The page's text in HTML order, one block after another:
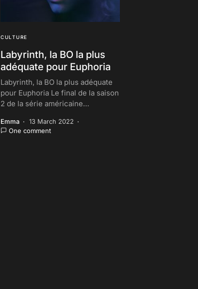
CULTURE
Labyrinth, la BO la plus
adéquate pour Euphoria
Labyrinth, la BO la plus adéquate
pour Euphoria Le final de la saison
2 de la série américaine…
Emma
13 March 2022
One comment